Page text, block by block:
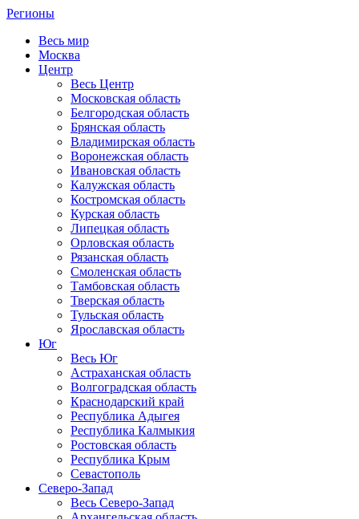
Регионы
Весь мир
Москва
Центр
Весь Центр
Московская область
Белгородская область
Брянская область
Владимирская область
Воронежская область
Ивановская область
Калужская область
Костромская область
Курская область
Липецкая область
Орловская область
Рязанская область
Смоленская область
Тамбовская область
Тверская область
Тульская область
Ярославская область
Юг
Весь Юг
Астраханская область
Волгоградская область
Краснодарский край
Республика Адыгея
Республика Калмыкия
Ростовская область
Республика Крым
Севастополь
Северо-Запад
Весь Северо-Запад